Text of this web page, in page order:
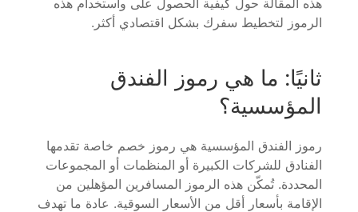
هذه المقالة حول كيفية الحصول على واستخدام هذه
الرموز لتخطيط سفرك بشكل اقتصادي أكثر.
ثانيًا: ما هي رموز الفندق
المؤسسية؟
رموز الفندق المؤسسية هي رموز خصم خاصة تقدمها
الفنادق للشركات الكبيرة أو المنظمات أو المجموعات
المحددة. تُمكّن هذه الرموز المسافرين المؤهلين من
الإقامة بأسعار أقل من الأسعار السوقية. عادة ما تهدف